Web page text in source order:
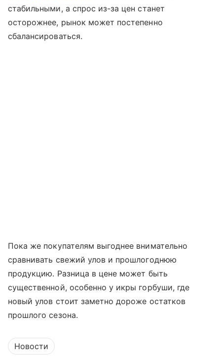
стабильными, а спрос из-за цен станет
осторожнее, рынок может постепенно
сбалансироваться.
Пока же покупателям выгоднее внимательно
сравнивать свежий улов и прошлогоднюю
продукцию. Разница в цене может быть
существенной, особенно у икры горбуши, где
новый улов стоит заметно дороже остатков
прошлого сезона.
Новости